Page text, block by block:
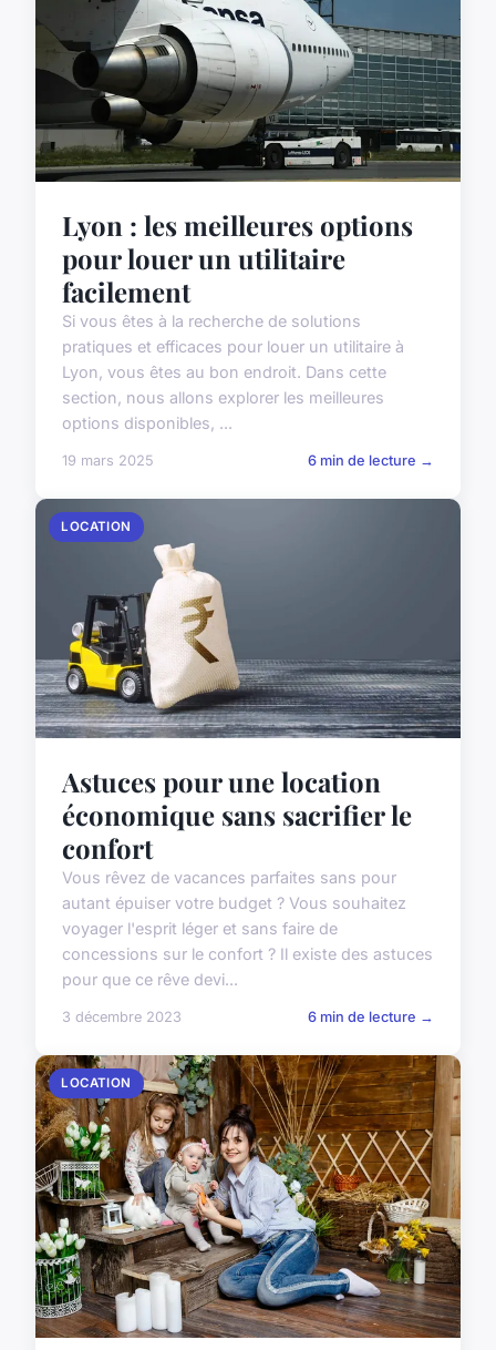
Lyon : les meilleures options
pour louer un utilitaire
facilement
Si vous êtes à la recherche de solutions
pratiques et efficaces pour louer un utilitaire à
Lyon, vous êtes au bon endroit. Dans cette
section, nous allons explorer les meilleures
options disponibles, ...
19 mars 2025 6 min de lecture →
LOCATION
Astuces pour une location
économique sans sacrifier le
confort
Vous rêvez de vacances parfaites sans pour
autant épuiser votre budget ? Vous souhaitez
voyager l'esprit léger et sans faire de
concessions sur le confort ? Il existe des astuces
pour que ce rêve devi...
3 décembre 2023 6 min de lecture →
LOCATION